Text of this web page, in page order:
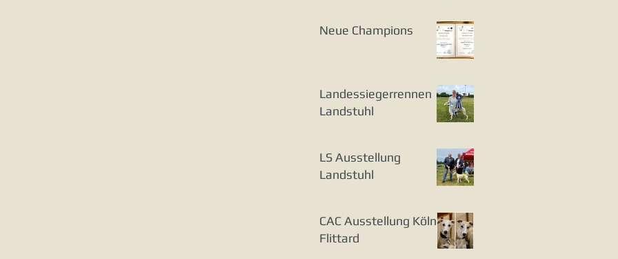
Neue Champions
Landessiegerrennen
Landstuhl
LS Ausstellung
Landstuhl
CAC Ausstellung Köln-
Flittard